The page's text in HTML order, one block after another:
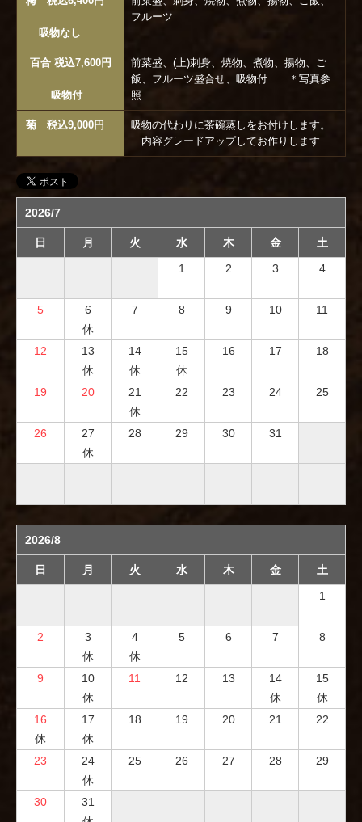
吸物なし
フルーツ
百合 税込7,600円
吸物付
前菜盛、(上)刺身、焼物、煮物、揚物、ご
飯、フルーツ盛合せ、吸物付 ＊写真参
照
菊 税込9,000円
吸物の代わりに茶碗蒸しをお付けします。
内容グレードアップしてお作りします
2026/7
日 月 火 水 木 金
土
1
2 3 4
5
6
休
7 8 9 10 11
12
13
休
14
休
15
休
16 17 18
19 20
21
休
22 23 24 25
26
27
休
28 29 30 31
2026/8
日 月 火 水 木 金
土
1
2
3
休
4
休
5 6 7 8
9
10
休
11 12 13
14
休
15
休
16
休
17
休
18 19 20 21 22
23
24
休
25 26 27 28 29
30
31